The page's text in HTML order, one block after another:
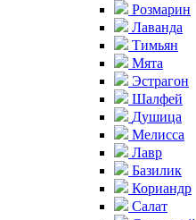
Розмарин
Лаванда
Тимьян
Мята
Эстрагон
Шалфей
Душица
Мелисса
Лавр
Базилик
Кориандр
Салат